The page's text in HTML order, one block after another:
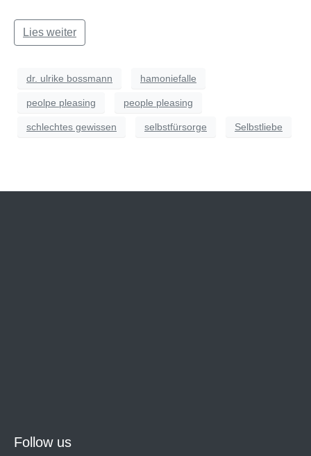
Lies weiter
dr. ulrike bossmann hamoniefalle
peolpe pleasing people pleasing
schlechtes gewissen selbstfürsorge Selbstliebe
Follow us